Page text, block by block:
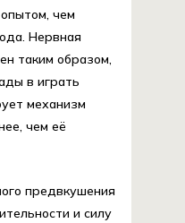
чем
Нервная
таким образом,
в играть
механизм
чем её
предвкушения
и силу